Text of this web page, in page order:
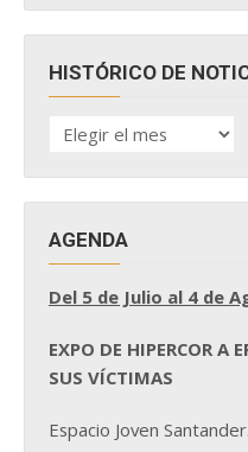
HISTÓRICO DE
HISTÓRICO
DE
AGENDA
Del 5 de Julio al 4 de
EXPO DE HIPERCOR A
SUS VÍCTIMAS
Espacio Joven